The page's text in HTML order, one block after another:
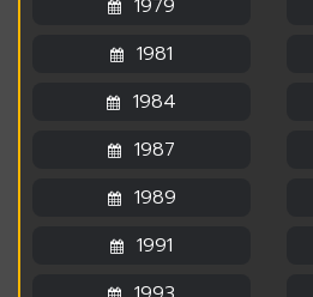
1979
1981
1984
1987
1989
1991